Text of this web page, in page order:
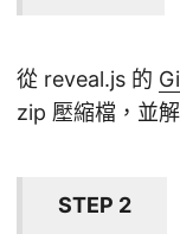
從 reveal.js 的
zip 壓縮檔，並解
STEP 2